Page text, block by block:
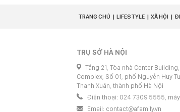
TRANG CHỦ LIFESTYLE XÃ HỘI
TRỤ SỞ HÀ NỘI
Tầng 21, Tòa nhà Center
Complex, Số 01, phố Nguyễn Huy
Thanh Xuân, thành phố Hà Nội
Điện thoại: 024 7309 5555,
Email: contact@afamily.vn